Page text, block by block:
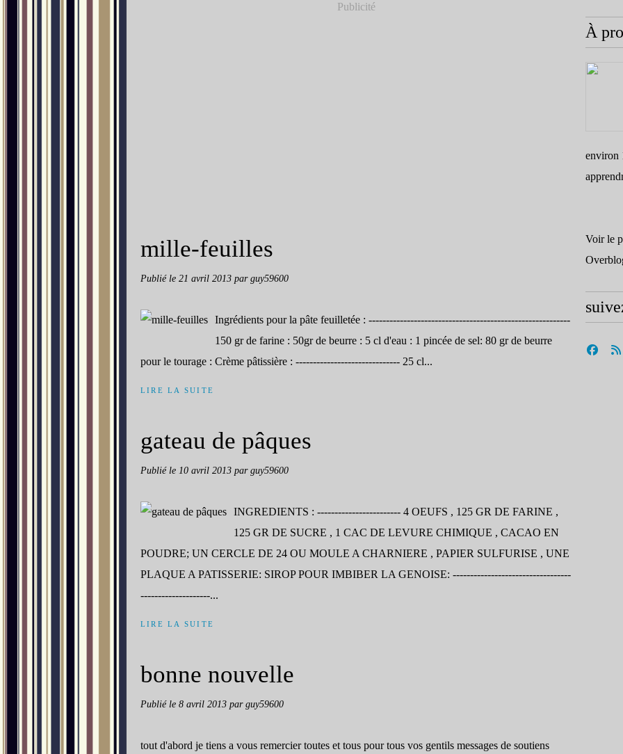
Publicité
mille-feuilles
Publié le 21 avril 2013 par guy59600
Ingrédients pour la pâte feuilletée : ----------------------------------------------------------
150 gr de farine : 50gr de beurre : 5 cl d'eau : 1 pincée de sel: 80 gr de beurre
pour le tourage : Crème pâtissière : ------------------------------ 25 cl...
LIRE LA SUITE
gateau de pâques
Publié le 10 avril 2013 par guy59600
INGREDIENTS : ------------------------ 4 OEUFS , 125 GR DE FARINE ,
125 GR DE SUCRE , 1 CAC DE LEVURE CHIMIQUE , CACAO EN
POUDRE; UN CERCLE DE 24 OU MOULE A CHARNIERE , PAPIER SULFURISE , UNE
PLAQUE A PATISSERIE: SIROP POUR IMBIBER LA GENOISE: ----------------------------------
--------------------...
LIRE LA SUITE
bonne nouvelle
Publié le 8 avril 2013 par guy59600
tout d'abord je tiens a vous remercier toutes et tous pour tous vos gentils messages de soutiens
À
environ
Voir le